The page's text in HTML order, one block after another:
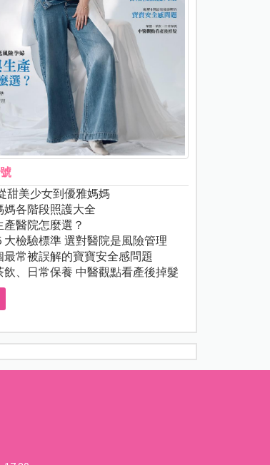
甜美少女到優雅媽媽
媽各階段照護大全
產醫院怎麼選？
大檢驗標準 選對醫院是風險管理
最常被誤解的寶寶安全感問題
飲、日常保養 中醫觀點看產後掉髮